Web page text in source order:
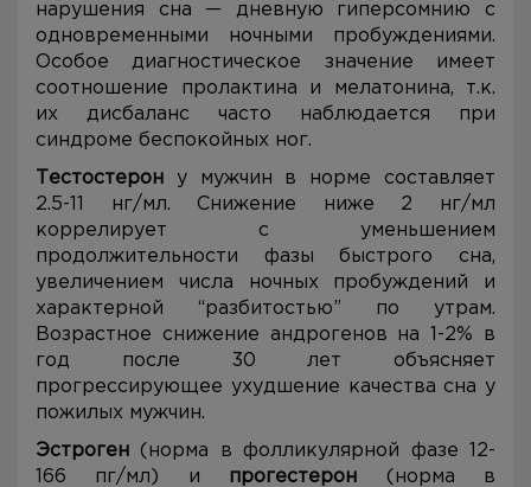
нарушения сна — дневную гиперсомнию с
одновременными ночными пробуждениями.
Особое диагностическое значение имеет
соотношение пролактина и мелатонина, т.к.
их дисбаланс часто наблюдается при
синдроме беспокойных ног.
Тестостерон у мужчин в норме составляет
2.5-11 нг/мл. Снижение ниже 2 нг/мл
коррелирует с уменьшением
продолжительности фазы быстрого сна,
увеличением числа ночных пробуждений и
характерной “разбитостью” по утрам.
Возрастное снижение андрогенов на 1-2% в
год после 30 лет объясняет
прогрессирующее ухудшение качества сна у
пожилых мужчин.
Эстроген (норма в фолликулярной фазе 12-
166 пг/мл) и
прогестерон (норма в